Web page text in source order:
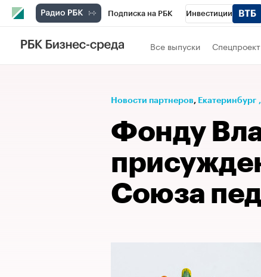
Подписка на РБК Инвестиции
РБК Вино
Проверка контрагентов Политика
Все выпуски Спецпроект
Новости партнеров⁠, Екатеринбург ,
Фонду
Союза